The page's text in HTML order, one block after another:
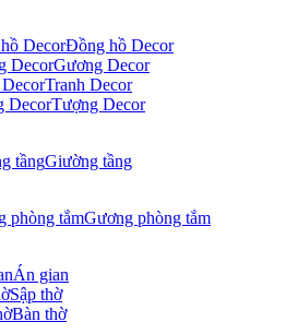
Đồng hồ Decor
Gương Decor
Tranh Decor
Tượng Decor
Giường tầng
Gương phòng tắm
Án gian
Sập thờ
Bàn thờ